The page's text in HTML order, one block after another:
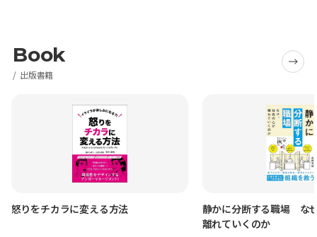
Book
出版書籍
怒りをチカラに変える方法
静かに分断する職場 な
離れていくのか